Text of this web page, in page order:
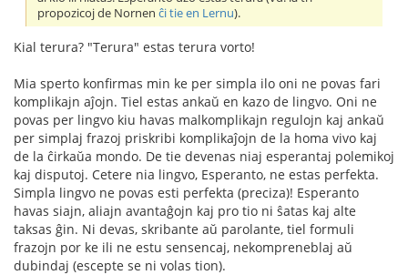
propozicoj de Nornenĉi tie en Lernu).
Kial terura? "Terura" estas terura vorto!
Mia sperto konfirmas min ke per simpla ilo oni ne povas fari
komplikajn aĵojn. Tiel estas ankaŭ en kazo de lingvo. Oni ne
povas per lingvo kiu havas malkomplikajn regulojn kaj ankaŭ
per simplaj frazoj priskribi komplikaĵojn de la homa vivo kaj
de la ĉirkaŭa mondo. De tie devenas niaj esperantaj polemikoj
kaj disputoj. Cetere nia lingvo, Esperanto, ne estas perfekta.
Simpla lingvo ne povas esti perfekta (preciza)! Esperanto
havas siajn, aliajn avantaĝojn kaj pro tio ni ŝatas kaj alte
taksas ĝin. Ni devas, skribante aŭ parolante, tiel formuli
frazojn por ke ili ne estu sensencaj, nekompreneblaj aŭ
dubindaj (escepte se ni volas tion).